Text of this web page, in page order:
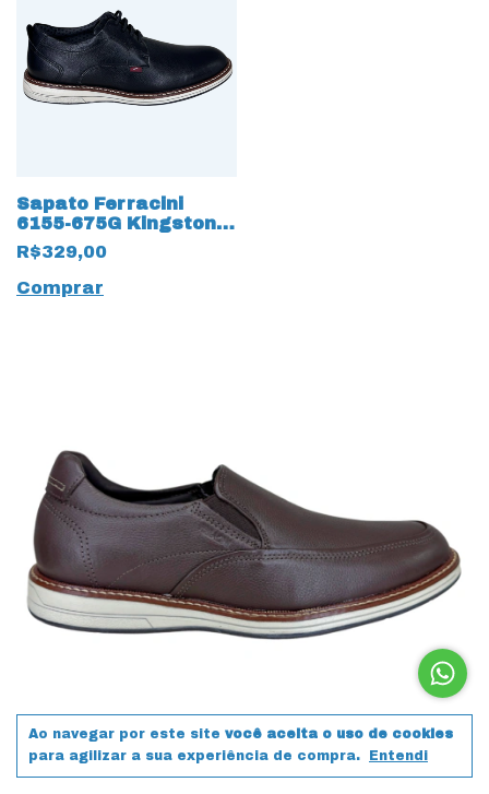
Ao navegar por este site você aceita o uso de cookies
para agilizar a sua experiência de compra.
Entendi
Sapato Ferracini
6155-675G Kingston
Couro Natural 17525
Preto
R$329,00
Comprar